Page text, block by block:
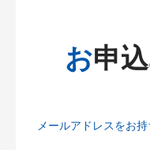
お申
メールアドレスをお